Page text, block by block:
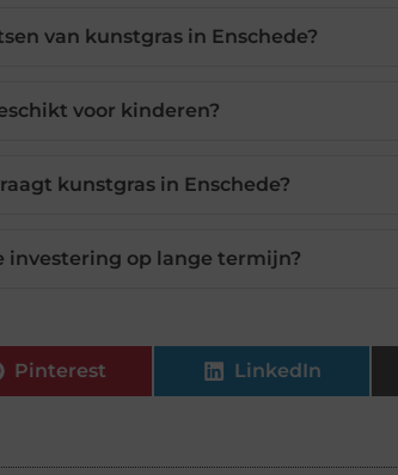
van kunstgras in Enschede?
voor kinderen?
kunstgras in Enschede?
investering op lange termijn?
Pinterest LinkedIn